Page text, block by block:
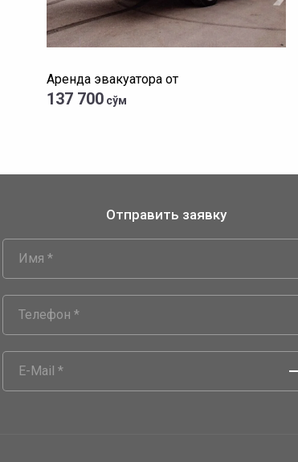
Аренда эвакуатора от
137 700сўм
Отправить заявку